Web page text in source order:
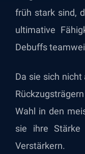
früh stark sind,
ultimative
Debuffs
Da sie sich
Wahl in den
sie ihre Stärke
Verstärkern.